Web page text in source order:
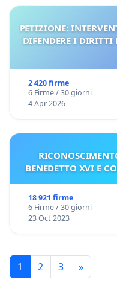
PETIZIONE:
DIFENDERE I DIRITTI
2 420 firme
6 Firme / 30 giorni
4 Apr 2026
BENEDETTO XVI E
18 921 firme
6 Firme / 30 giorni
23 Oct 2023
1 2 3 »